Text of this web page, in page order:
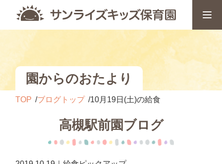
園からのおたより
TOP ブログトップ 10月19日(土)の給食
高槻駅前園ブログ